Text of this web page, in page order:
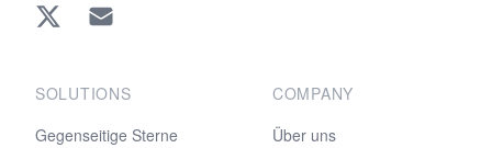
Twitter EMAIL
SOLUTIONS
Gegenseitige Sterne
COMPANY
Über uns